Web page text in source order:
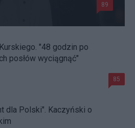
89
"48 godzin po
posłów wyciągnąć"
85
dla Polski". Kaczyński o